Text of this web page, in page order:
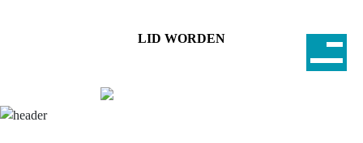
LID WORDEN